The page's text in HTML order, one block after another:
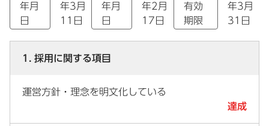
年月
日
年3月
11日
年月
日
年2月
17日
有効
期限
年3月
31日
1. 採用に関する項目
運営方針・理念を明文化している
達成